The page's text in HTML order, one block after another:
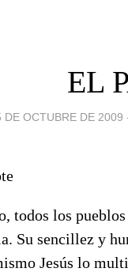
EL
DE OCTUBRE DE 2009
todos los
Su sencillez y
Jesús lo